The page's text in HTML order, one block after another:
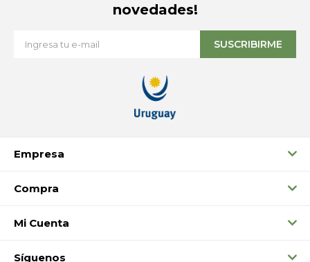
Empresa
Compra
Mi Cuenta
Síguenos
novedades!
SUSCRIBIRME